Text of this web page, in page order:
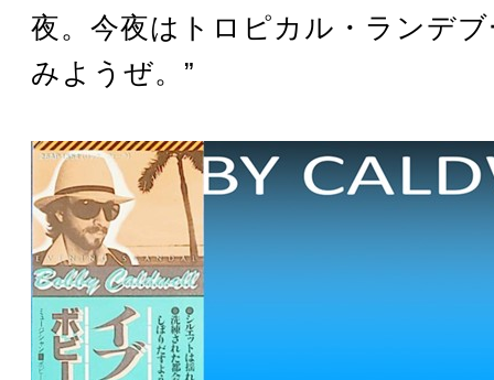
夜。今夜はトロピカル・ランデ
みようぜ。”